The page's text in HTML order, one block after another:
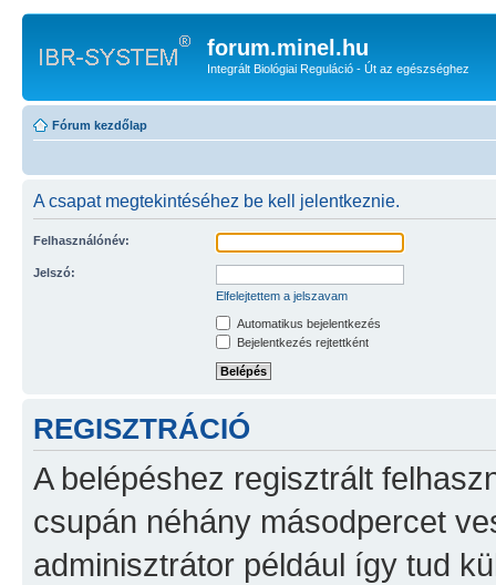
forum.minel.hu
Integrált Biológiai Reguláció - Út az egészséghez
Fórum kezdőlap
A csapat megtekintéséhez be kell jelentkeznie.
Felhasználónév:
Jelszó:
Elfelejtettem a jelszavam
Automatikus bejelentkezés
Bejelentkezés rejtettként
REGISZTRÁCIÓ
A belépéshez regisztrált
csupán néhány másodpercet
adminisztrátor például így tud